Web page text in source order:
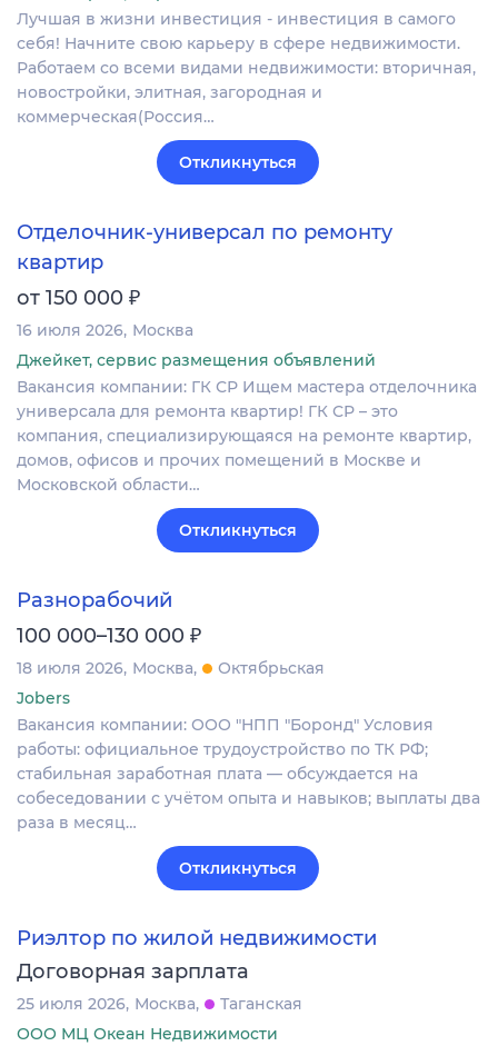
Лучшая в жизни инвестиция - инвестиция в самого
себя! Начните свою карьеру в сфере недвижимости.
Работаем со всеми видами недвижимости: вторичная,
новостройки, элитная, загородная и
коммерческая(Россия…
Откликнуться
Отделочник-универсал по ремонту
квартир
от 150 000 ₽
16 июля 2026 Москва
Джейкет, сервис размещения объявлений
Вакансия компании: ГК СР Ищем мастера отделочника
универсала для ремонта квартир! ГК СР – это
компания, специализирующаяся на ремонте квартир,
домов, офисов и прочих помещений в Москве и
Московской области…
Откликнуться
Разнорабочий
100 000–130 000 ₽
18 июля 2026 Москва
Октябрьская
Jobers
Вакансия компании: ООО "НПП "Боронд" Условия
работы: официальное трудоустройство по ТК РФ;
стабильная заработная плата — обсуждается на
собеседовании с учётом опыта и навыков; выплаты два
раза в месяц…
Откликнуться
Риэлтор по жилой недвижимости
Договорная зарплата
25 июля 2026 Москва
Таганская
ООО МЦ Океан Недвижимости